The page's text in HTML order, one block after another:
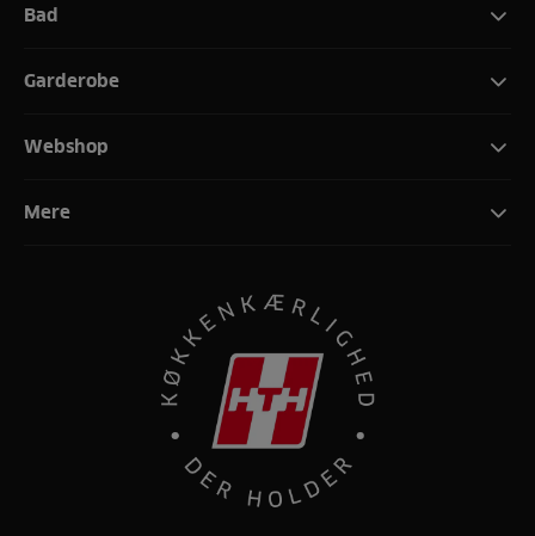
Bad
Garderobe
Webshop
Mere